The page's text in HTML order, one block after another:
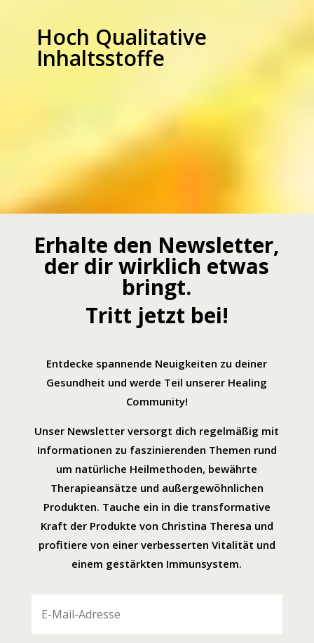
Hoch Qualitative
Inhaltsstoffe
Erhalte den Newsletter,
der dir wirklich etwas
bringt.
Tritt jetzt bei!
Entdecke spannende Neuigkeiten zu deiner
Gesundheit und werde Teil unserer Healing
Community!
Unser Newsletter versorgt dich regelmäßig mit
Informationen zu faszinierenden Themen rund
um natürliche Heilmethoden, bewährte
Therapieansätze und außergewöhnlichen
Produkten. Tauche ein in die transformative
Kraft der Produkte von Christina Theresa und
profitiere von einer verbesserten Vitalität und
einem gestärkten Immunsystem.